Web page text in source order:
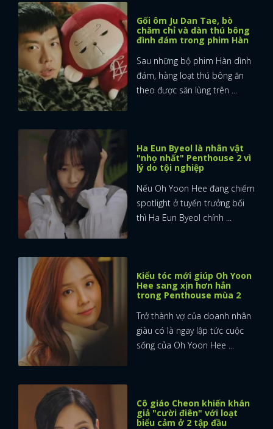
Gối ôm Ju Dan Tae, bò
chăm chỉ và dàn thú bông
đình đám trong phim Hàn
Sau những bộ phim Hàn dình
đám, hàng loạt thú bông ăn
theo được săn lùng trên ...
Ha Eun Byeol là nhân vật
"nhọ nhất" Penthouse 2 vì
lý do tội nghiệp
Nếu Oh Yoon Hee đang chiếm
spotlight ở tuyến trưởng bối
thì Ha Eun Byeol chính ...
Kiểu tóc mới giúp Oh Yoon
Hee sang xịn hơn hẳn
trong Penthouse mùa 2
Trở thành vợ của doanh nhân
giàu có là ngay lập tức cuộc
sống của Oh Yoon Hee ...
Cô giáo Cheon khiến khán
giả "cười điên" với loạt
biểu cảm ở 2 tập đầu